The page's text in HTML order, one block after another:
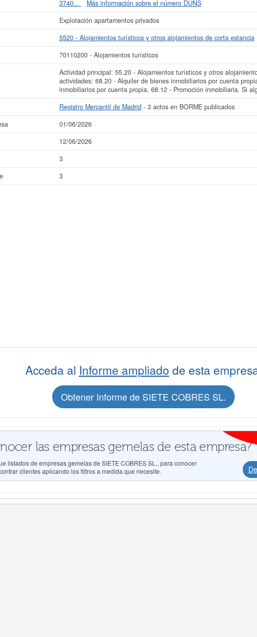
La última actualización del informe de empresa se ha realizado el 01/06/2026.
3740...
Más información sobre el número DUNS
Explotación apartamentos privados
5520 - Alojamientos turísticos y otros alojamientos de corta estancia
70110200 - Alojamientos turísticos
Actividad principal: 55.20 - Alojamientos turísticos y otros
actividades: 68.20 - Alquiler de bienes inmobiliarios por cuenta
inmobiliarios por cuenta propia, 68.12 - Promoción inmobiliaria. Si
Registro Mercantil de Madrid- 3 actos en BORME publicados
01/06/2026
12/06/2026
3
3
Acceda al Informe ampliado de esta
Obtener Informe de SIETE COBRES SL.
las empresas gemelas de esta empresa?
listados de empresas gemelas de SIETE COBRES SL., para conocer
clientes aplicando los filtros a medida que necesite.